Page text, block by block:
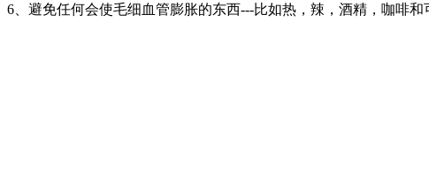
6、避免任何会使毛细血管膨胀的东西---比如热，辣，酒精，咖啡和